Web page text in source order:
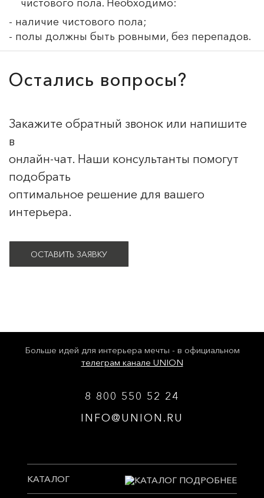
чистового пола. Необходимо:
- наличие чистового пола;
- полы должны быть ровными, без перепадов.
Остались вопросы?
Закажите обратный звонок или напишите
в
онлайн-чат. Наши консультанты помогут
подобрать
оптимальное решение для вашего
интерьера.
ОСТАВИТЬ ЗАЯВКУ
Больше идей для интерьера мечты - в официальном
телеграм канале UNION
8 800 550 52 24
INFO@UNION.RU
КАТАЛОГ